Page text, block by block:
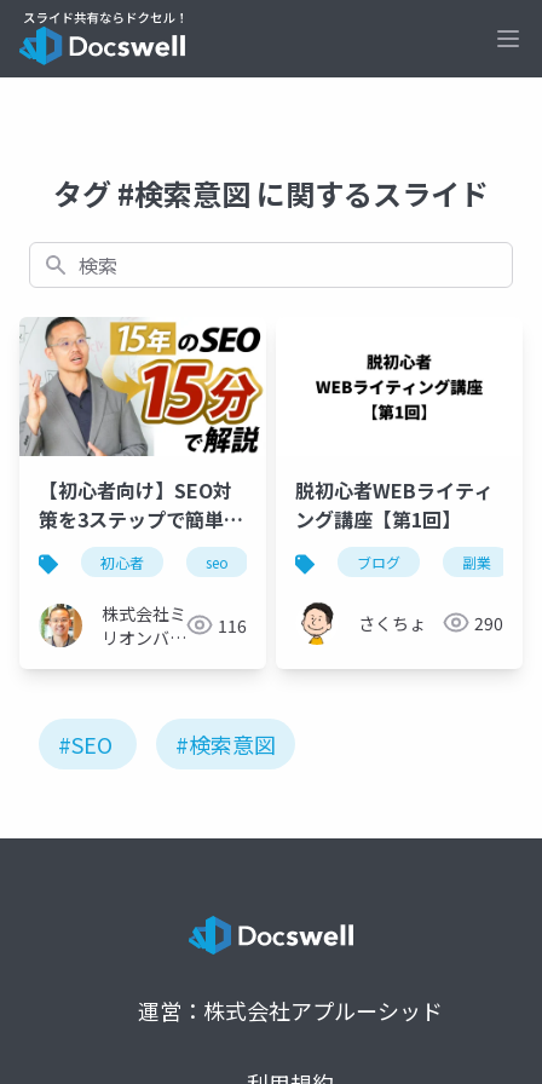
タグ #検索意図 に関するスライド
検索
【初心者向け】SEO対
策を3ステップで簡単解
説。Webマーケ歴15年
を凝縮
初心者 seo マーケティング
株式会社ミ
リオンバリ
116
脱初心者WEBライティ
ング講座【第1回】
ブログ 副業
さくちょ 290
#SEO #検索意図
運営：株式会社アプルーシッド